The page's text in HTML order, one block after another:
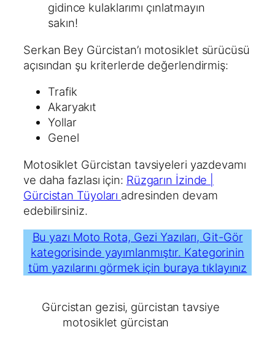
gidince kulaklarımı çınlatmayın
sakın!
Serkan Bey Gürcistan’ı motosiklet sürücüsü
açısından şu kriterlerde değerlendirmiş:
Trafik
Akaryakıt
Yollar
Genel
Motosiklet Gürcistan tavsiyeleri yazdevamı
ve daha fazlası için: Rüzgarın İzinde |
Gürcistan Tüyoları adresinden devam
edebilirsiniz.
Bu yazı Moto Rota, Gezi Yazıları, Git-Gör
kategorisinde yayımlanmıştır. Kategorinin
tüm yazılarını görmek için buraya tıklayınız
Gürcistan gezisi, gürcistan tavsiye
motosiklet gürcistan